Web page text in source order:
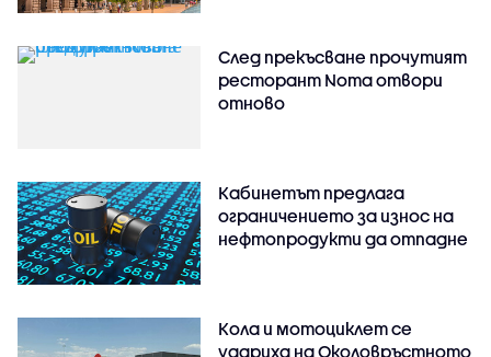
След прекъсване прочутият
ресторант Noma отвори
отново
Кабинетът предлага
ограничението за износ на
нефтопродукти да отпадне
Кола и мотоциклет се
удариха на Околовръстното